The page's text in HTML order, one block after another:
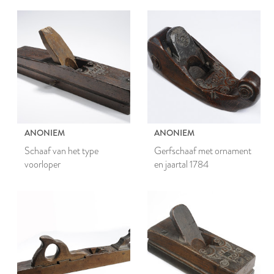
ANONIEM
Schaaf van het type
voorloper
ANONIEM
Gerfschaaf met ornament
en jaartal 1784